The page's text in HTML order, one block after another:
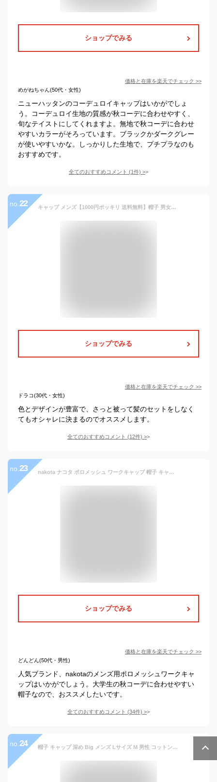
ショップでみる
価格と在庫を楽天でチェック >>
めがねちゃん(50代・女性)
ニューハッタンのコーデュロイキャップはいかがでしょ
う。コーデュロイ生地の質感が秋コーデに合わせやすく、
旬なテイストにしてくれますよ。無地で秋コーデに合わせ
やすいカラーがそろっています。ブラックかダークグレー
が使いやすいかな。しっかりした生地で、プチプラなのも
おすすめです。
全てのおすすめコメント (1件) >
no. 22 キャップ メンズ【1000円ポッキリ 送料無料】帽子 男女兼用 スポーツ アウトドア ワークキャップ ぼうし キャスケット ローキャップ ベースボールキャップ メッシュキャップ ゴルフ 紫外線対策 UVケア 日焼け防止
ショップでみる
価格と在庫を楽天でチェック >>
ドラコ(30代・女性)
色とデザインが豊富で、さっと被って髪のセットをしなく
てもオシャレに決まるのでオススメします。
全てのおすすめコメント (12件) >
no. 23 nakota ナコタ ポロメッシュ ワークキャップ 帽子 キャップ メンズ レディース 深め ブランド 夏 夏用 涼しい 大きいサイズ 小さめサイズ 熱中症対策 紫外線対策 UV プレゼント 洗える
ショップでみる
価格と在庫を楽天でチェック >>
どんどん(50代・男性)
人気ブランド、nakotaのメンズ用ポロメッシュワークキャ
ップはいかがでしょう。大学生の秋コーデに合わせやすい
帽子なので、おススメしたいです。
全てのおすすめコメント (34件) >
no. 24 帽子 キャップ 深め Big メンズ Lサイズ M 男性 コットン 春夏 運動会 メール便送料無料 無地 シンプル 深い 大きい おしゃれ 紫外線対策 サイズ 調整 秋冬 スポーツ 運動 ブラック 【Simple Cotton Cap】